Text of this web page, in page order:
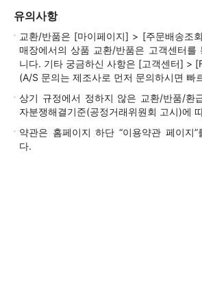
유의사항
교환/반품은 [마이페이지] > [주문배송조
매장에서의 상품 교환/반품은 고객센터를
니다. 기타 궁금하신 사항은 [고객센터] >
(A/S 문의는 제조사로 먼저 문의하시면 빠
상기 규정에서 정하지 않은 교환/반품/환
자분쟁해결기준(공정거래위원회 고시)에
약관은 홈페이지 하단 “이용약관 페이지
다.